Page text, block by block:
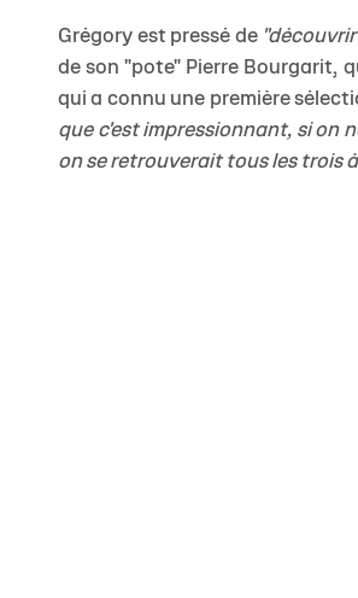
Grégory est pressé de"découvrir
de son "pote" Pierre Bourgarit,
qui a connu une première
que c'est impressionnant, si on
on se retrouverait tous les trois